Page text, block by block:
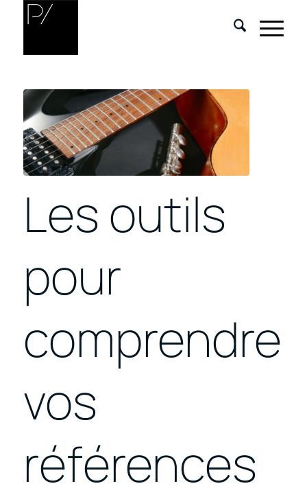
Les outils
pour
comprendre
vos
références